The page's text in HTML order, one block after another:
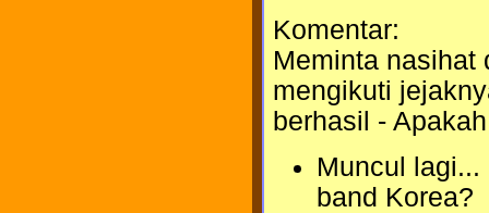
Komentar:
Meminta nasihat
mengikuti
berhasil -
Muncul
band Korea?